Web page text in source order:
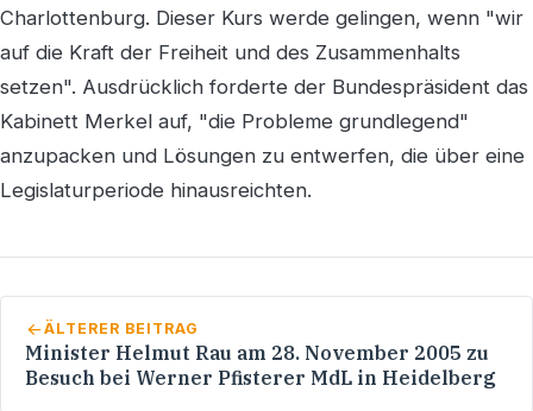
Charlottenburg. Dieser Kurs werde gelingen, wenn "wir
auf die Kraft der Freiheit und des Zusammenhalts
setzen". Ausdrücklich forderte der Bundespräsident das
Kabinett Merkel auf, "die Probleme grundlegend"
anzupacken und Lösungen zu entwerfen, die über eine
Legislaturperiode hinausreichten.
ÄLTERER BEITRAG
Minister Helmut Rau am 28. November 2005 zu
Besuch bei Werner Pfisterer MdL in Heidelberg